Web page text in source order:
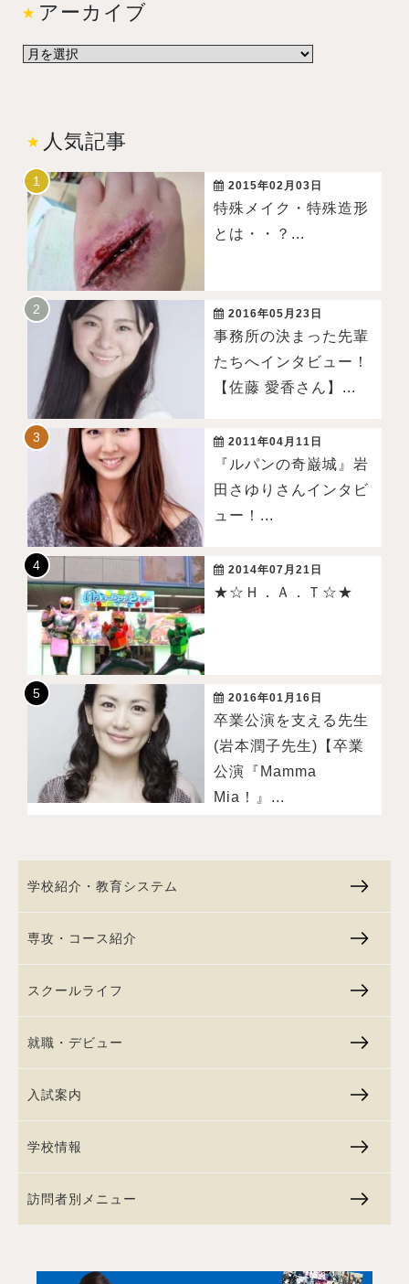
アーカイブ
人気記事
2015年02月03日
特殊メイク・特殊造形
とは・・？...
2016年05月23日
事務所の決まった先輩
たちへインタビュー！
【佐藤 愛香さん】...
2011年04月11日
『ルパンの奇巌城』岩
田さゆりさんインタビ
ュー！...
2014年07月21日
★☆Ｈ．Ａ．Ｔ☆★
2016年01月16日
卒業公演を支える先生
(岩本潤子先生)【卒業
公演『Mamma
Mia！』...
学校紹介・教育システム
専攻・コース紹介
スクールライフ
就職・デビュー
入試案内
学校情報
訪問者別メニュー